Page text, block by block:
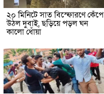
২০ মিনিটে সাত বিস্ফোরণে কেঁপে
উঠল দুবাই, ছড়িয়ে পড়ল ঘন
কালো ধোঁয়া